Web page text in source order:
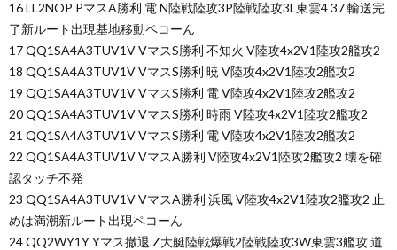
16 LL2NOP PマスA勝利 電 N陸戦陸攻3P陸戦陸攻3L東雲4 37 輸送完
了新ルート出現基地移動ペコーん
17 QQ1SA4A3TUV1V VマスS勝利 不知火 V陸攻4x2V1陸攻2艦攻2
18 QQ1SA4A3TUV1V VマスS勝利 暁 V陸攻4x2V1陸攻2艦攻2
19 QQ1SA4A3TUV1V VマスS勝利 電 V陸攻4x2V1陸攻2艦攻2
20 QQ1SA4A3TUV1V VマスS勝利 時雨 V陸攻4x2V1陸攻2艦攻2
21 QQ1SA4A3TUV1V VマスS勝利 電 V陸攻4x2V1陸攻2艦攻2
22 QQ1SA4A3TUV1V VマスA勝利 V陸攻4x2V1陸攻2艦攻2 壊を確
認タッチ不発
23 QQ1SA4A3TUV1V VマスA勝利 浜風 V陸攻4x2V1陸攻2艦攻2 止
めは満潮新ルート出現ペコーん
24 QQ2WY1Y Yマス撤退 Z大艇陸戦爆戦2陸戦陸攻3W東雲3艦攻 道